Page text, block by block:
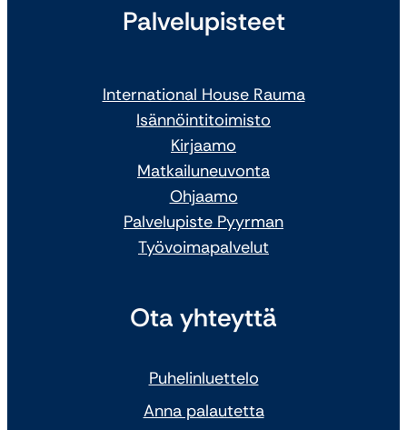
Palvelupisteet
International House Rauma
Isännöintitoimisto
Kirjaamo
Matkailuneuvonta
Ohjaamo
Palvelupiste Pyyrman
Työvoimapalvelut
Ota yhteyttä
Puhelinluettelo
Anna palautetta